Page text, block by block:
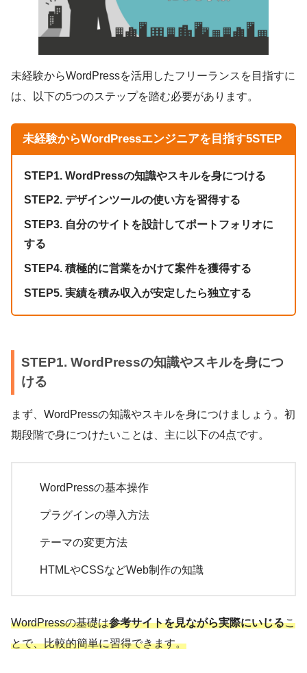
未経験からWordPressを活用したフリーランスを目指すに
は、以下の5つのステップを踏む必要があります。
未経験からWordPressエンジニアを目指す5STEP
STEP1. WordPressの知識やスキルを身につける
STEP2. デザインツールの使い方を習得する
STEP3. 自分のサイトを設計してポートフォリオに
する
STEP4. 積極的に営業をかけて案件を獲得する
STEP5. 実績を積み収入が安定したら独立する
STEP1. WordPressの知識やスキルを身につ
ける
まず、WordPressの知識やスキルを身につけましょう。初
期段階で身につけたいことは、主に以下の4点です。
WordPressの基本操作
プラグインの導入方法
テーマの変更方法
HTMLやCSSなどWeb制作の知識
WordPressの基礎は参考サイトを見ながら実際にいじるこ
とで、比較的簡単に習得できます。